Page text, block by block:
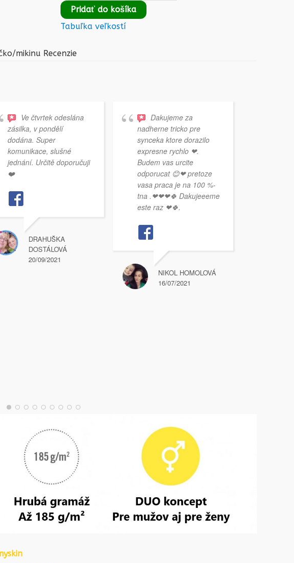
Pridať do košíka
Tabuľka veľkostí
mikinu Recenzie
Ve čtvrtek odeslána
zásilka, v pondělí
dodána. Super
komunikace, slušné
jednání. Určitě doporučuji
❤️
DRAHUŠKA
DOSTÁLOVÁ
20/09/2021
Dakujeme za
nadherne tricko pre
synceka ktore dorazilo
expresne rychlo ❤.
Budem vas urcite
odporucat 😊❤ pretoze
vasa praca je na 100 %-
tna .❤❤❤🍀 Dakujeeeme
este raz ❤🍀.
NIKOL HOMOLOVÁ
16/07/2021